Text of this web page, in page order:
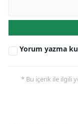
Yorum yazma
* Bu içerik ile ilgili